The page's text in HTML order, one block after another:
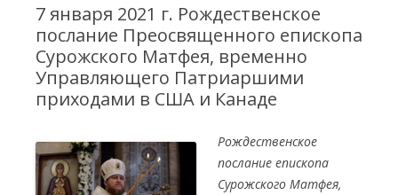
7 января 2021 г. Рождественское
послание Преосвященного епископа
Сурожского Матфея, временно
Управляющего Патриаршими
приходами в США и Канаде
Рождественское
послание епископа
Сурожского Матфея,